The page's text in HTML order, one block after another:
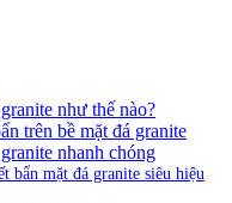
như thế nào?
trên bề mặt đá granite
nhanh chóng
bẩn mặt đá granite siêu hiệu